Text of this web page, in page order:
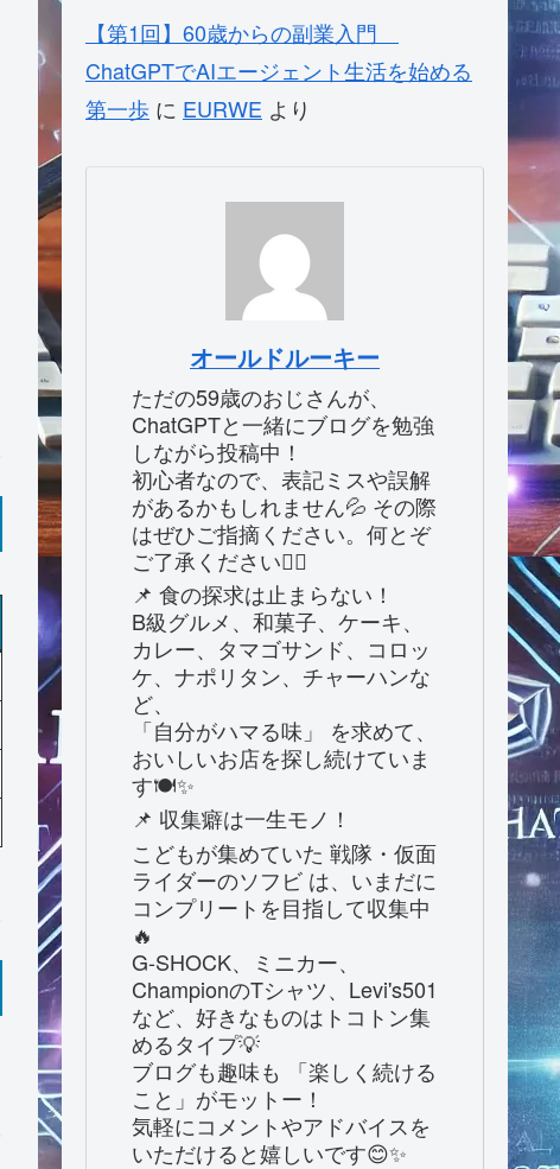
【第1回】60歳からの副業入門
ChatGPTでAIエージェント生活を始める
第一歩 に EURWE より
オールドルーキー
ただの59歳のおじさんが、
ChatGPTと一緒にブログを勉強
しながら投稿中！
初心者なので、表記ミスや誤解
があるかもしれません💦 その際
はぜひご指摘ください。何とぞ
ご了承ください🙇‍♂️
📌 食の探求は止まらない！
B級グルメ、和菓子、ケーキ、
カレー、タマゴサンド、コロッ
ケ、ナポリタン、チャーハンな
ど、
「自分がハマる味」 を求めて、
おいしいお店を探し続けていま
す🍽️✨
📌 収集癖は一生モノ！
こどもが集めていた 戦隊・仮面
ライダーのソフビ は、いまだに
コンプリートを目指して収集中
🔥
G-SHOCK、ミニカー、
ChampionのTシャツ、Levi's501
など、好きなものはトコトン集
めるタイプ💡
ブログも趣味も 「楽しく続ける
こと」がモットー！
気軽にコメントやアドバイスを
いただけると嬉しいです😊✨